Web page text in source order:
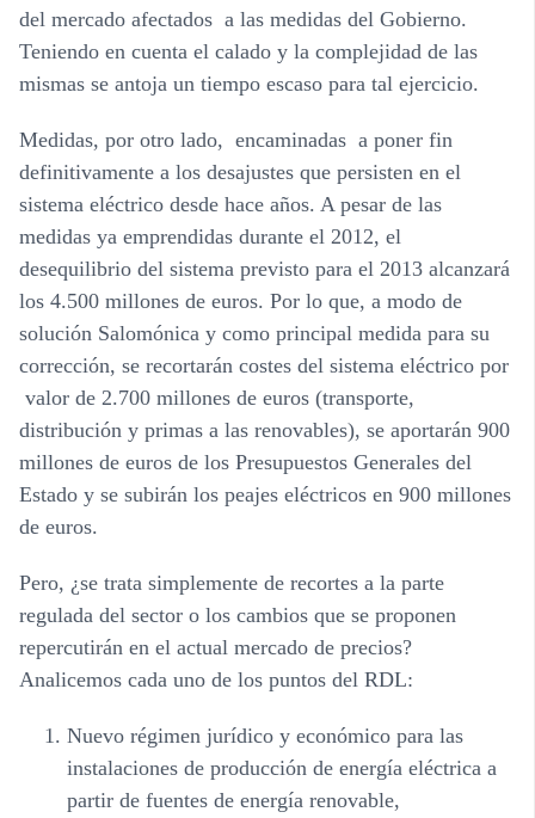
del mercado afectados a las medidas del Gobierno.
Teniendo en cuenta el calado y la complejidad de las
mismas se antoja un tiempo escaso para tal ejercicio.
Medidas, por otro lado, encaminadas a poner fin
definitivamente a los desajustes que persisten en el
sistema eléctrico desde hace años. A pesar de las
medidas ya emprendidas durante el 2012, el
desequilibrio del sistema previsto para el 2013 alcanzará
los 4.500 millones de euros. Por lo que, a modo de
solución Salomónica y como principal medida para su
corrección, se recortarán costes del sistema eléctrico por
valor de 2.700 millones de euros (transporte,
distribución y primas a las renovables), se aportarán 900
millones de euros de los Presupuestos Generales del
Estado y se subirán los peajes eléctricos en 900 millones
de euros.
Pero, ¿se trata simplemente de recortes a la parte
regulada del sector o los cambios que se proponen
repercutirán en el actual mercado de precios?
Analicemos cada uno de los puntos del RDL:
Nuevo régimen jurídico y económico para las
instalaciones de producción de energía eléctrica a
partir de fuentes de energía renovable,